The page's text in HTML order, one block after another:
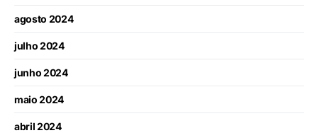
agosto 2024
julho 2024
junho 2024
maio 2024
abril 2024